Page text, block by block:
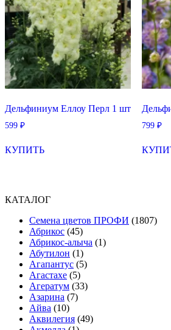
Дельфиниум Еллоу Перл 1 шт
599 ₽
КУПИТЬ
799 ₽
КАТАЛОГ
Cемена цветов ПРОФИ (1807)
Абрикос (45)
Абрикос-алыча (1)
Абутилон (1)
Агапантус (5)
Агастахе (5)
Агератум (33)
Азарина (7)
Айва (10)
Аквилегия (49)